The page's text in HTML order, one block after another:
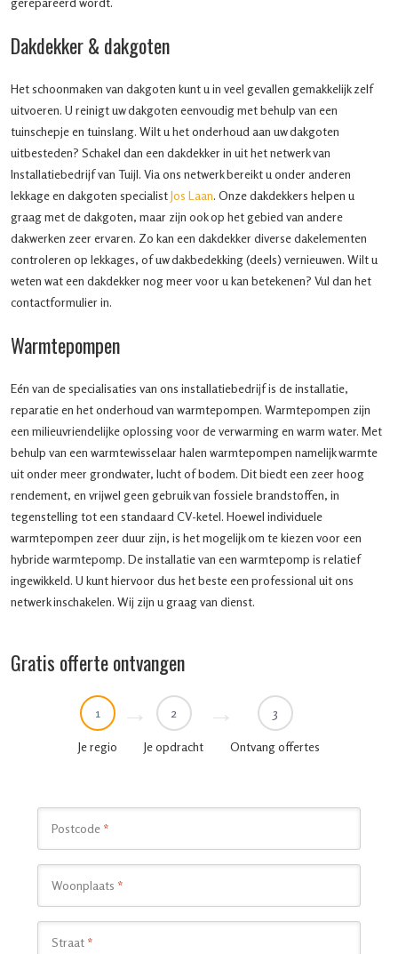
Dakdekker & dakgoten
Het schoonmaken van dakgoten kunt u in veel gevallen gemakkelijk zelf
uitvoeren. U reinigt uw dakgoten eenvoudig met behulp van een
tuinschepje en tuinslang. Wilt u het onderhoud aan uw dakgoten
uitbesteden? Schakel dan een dakdekker in uit het netwerk van
Installatiebedrijf van Tuijl. Via ons netwerk bereikt u onder anderen
lekkage en dakgoten specialistJos Laan. Onze dakdekkers helpen u
graag met de dakgoten, maar zijn ook op het gebied van andere
dakwerken zeer ervaren. Zo kan een dakdekker diverse dakelementen
controleren op lekkages, of uw dakbedekking (deels) vernieuwen. Wilt u
weten wat een dakdekker nog meer voor u kan betekenen? Vul dan het
contactformulier in.
Warmtepompen
Eén van de specialisaties van ons installatiebedrijf is de installatie,
reparatie en het onderhoud van warmtepompen. Warmtepompen zijn
een milieuvriendelijke oplossing voor de verwarming en warm water. Met
behulp van een warmtewisselaar halen warmtepompen namelijk warmte
uit onder meer grondwater, lucht of bodem. Dit biedt een zeer hoog
rendement, en vrijwel geen gebruik van fossiele brandstoffen, in
tegenstelling tot een standaard CV-ketel. Hoewel individuele
warmtepompen zeer duur zijn, is het mogelijk om te kiezen voor een
hybride warmtepomp. De installatie van een warmtepomp is relatief
ingewikkeld. U kunt hiervoor dus het beste een professional uit ons
netwerk inschakelen. Wij zijn u graag van dienst.
Gratis offerte ontvangen
1
Je regio
2
Je opdracht
3
Ontvang offertes
Postcode *
Woonplaats *
Straat *